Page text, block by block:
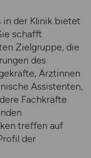
in der Klinik bietet
schafft
Zielgruppe, die
des
Ärztinnen
Assistenten,
Fachkräfte
treffen auf
der